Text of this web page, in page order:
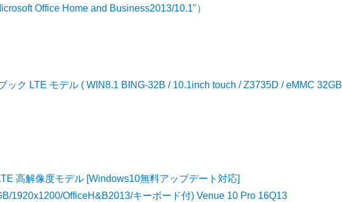
Office Home and Business2013/10.1"）
ック LTE モデル ( WIN8.1 BING-32B / 10.1inch touch / Z3735D / eMMC 32GB
高解像度モデル [Windows10無料アップデート対応]
1920x1200/OfficeH&B2013/キーボード付) Venue 10 Pro 16Q13